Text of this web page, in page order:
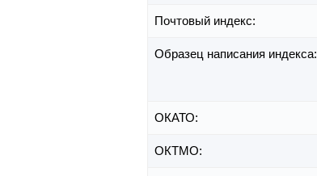
Почтовый индекс:
Образец написания индекса:
ОКАТО:
ОКТМО: